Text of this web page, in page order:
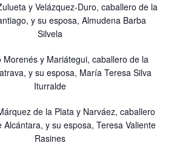
y Velázquez-Duro, caballero de la
y su esposa, Almudena Barba
Silvela
Morenés y Mariátegui, caballero de la
y su esposa, María Teresa Silva
Iturralde
de la Plata y Narváez, caballero
Alcántara, y su esposa, Teresa Valiente
Rasines